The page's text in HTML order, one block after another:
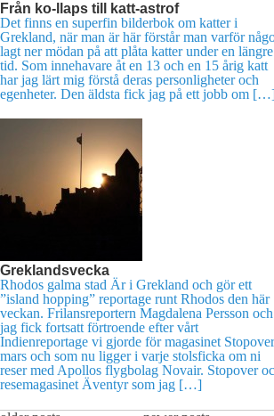
Från ko-llaps till katt-astrof
Det finns en superfin bilderbok om katter i
Grekland, när man är här förstår man varför
lagt ner mödan på att plåta katter under en längre
tid. Som innehavare åt en 13 och en 15 årig katt
har jag lärt mig förstå deras personligheter och
egenheter. Den äldsta fick jag på ett jobb om
Greklandsvecka
Rhodos galma stad Är i Grekland och gör ett
”island hopping” reportage runt Rhodos den här
veckan. Frilansreportern Magdalena Persson och
jag fick fortsatt förtroende efter vårt
Indienreportage vi gjorde för magasinet
mars och som nu ligger i varje stolsficka om ni
reser med Apollos flygbolag Novair. Stopover
resemagasinet Äventyr som jag […]